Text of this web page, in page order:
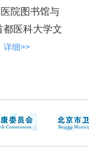
院图书馆与
医科大学文
详细>>